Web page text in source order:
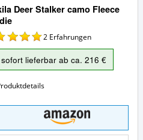
Deer Stalker camo Fleece
2 Erfahrungen
sofort lieferbar ab ca. 216 €